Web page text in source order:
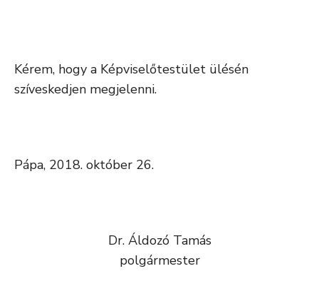
Kérem, hogy a Képviselőtestület ülésén
szíveskedjen megjelenni.
Pápa, 2018. október 26.
Dr. Áldozó Tamás
polgármester